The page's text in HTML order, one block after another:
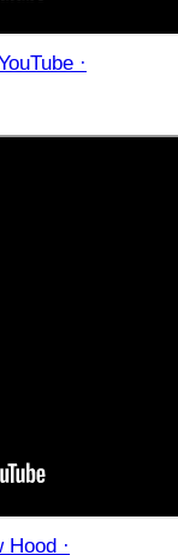
·
·